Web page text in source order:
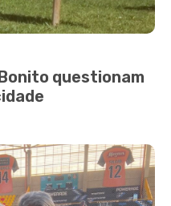
questionam